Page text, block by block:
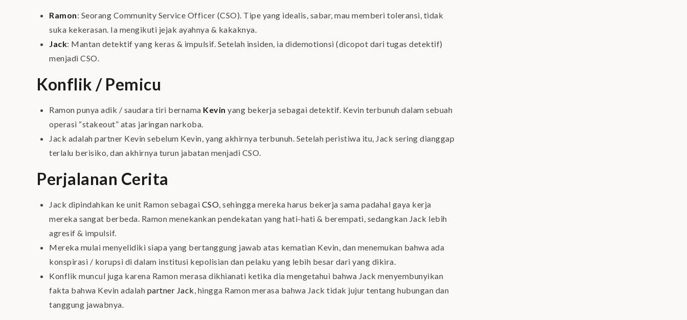
Ramon: Seorang Community Service Officer (CSO). Tipe yang idealis, sabar, mau memberi toleransi, tidak
suka kekerasan. Ia mengikuti jejak ayahnya & kakaknya.
Jack: Mantan detektif yang keras & impulsif. Setelah insiden, ia didemotionsi (dicopot dari tugas detektif)
menjadi CSO.
Konflik / Pemicu
Ramon punya adik / saudara tiri bernama Kevin yang bekerja sebagai detektif. Kevin terbunuh dalam sebuah
operasi “stakeout” atas jaringan narkoba.
Jack adalah partner Kevin sebelum Kevin, yang akhirnya terbunuh. Setelah peristiwa itu, Jack sering dianggap
terlalu berisiko, dan akhirnya turun jabatan menjadi CSO.
Perjalanan Cerita
Jack dipindahkan ke unit Ramon sebagai CSO, sehingga mereka harus bekerja sama padahal gaya kerja
mereka sangat berbeda. Ramon menekankan pendekatan yang hati-hati & berempati, sedangkan Jack lebih
agresif & impulsif.
Mereka mulai menyelidiki siapa yang bertanggung jawab atas kematian Kevin, dan menemukan bahwa ada
konspirasi / korupsi di dalam institusi kepolisian dan pelaku yang lebih besar dari yang dikira.
Konflik muncul juga karena Ramon merasa dikhianati ketika dia mengetahui bahwa Jack menyembunyikan
fakta bahwa Kevin adalah partner Jack, hingga Ramon merasa bahwa Jack tidak jujur tentang hubungan dan
tanggung jawabnya.